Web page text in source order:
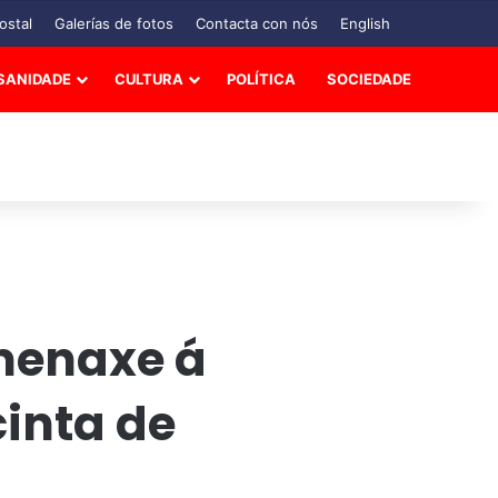
Galerías de fotos Contacta con nós English
CULTURA POLÍTICA SOCIEDADE
á
de